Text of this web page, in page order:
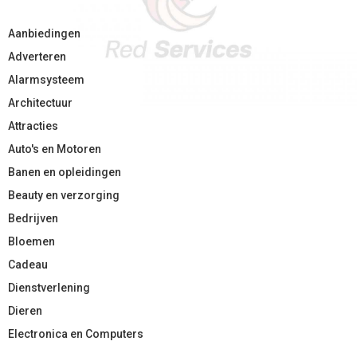
Aanbiedingen
Adverteren
Alarmsysteem
Architectuur
Attracties
Auto's en Motoren
Banen en opleidingen
Beauty en verzorging
Bedrijven
Bloemen
Cadeau
Dienstverlening
Dieren
Electronica en Computers